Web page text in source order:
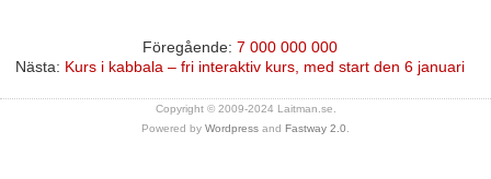
Föregående: 7 000 000 000
Nästa: Kurs i kabbala – fri interaktiv kurs, med start den 6 januari
Copyright © 2009-2024 Laitman.se.
Powered by Wordpress and Fastway 2.0